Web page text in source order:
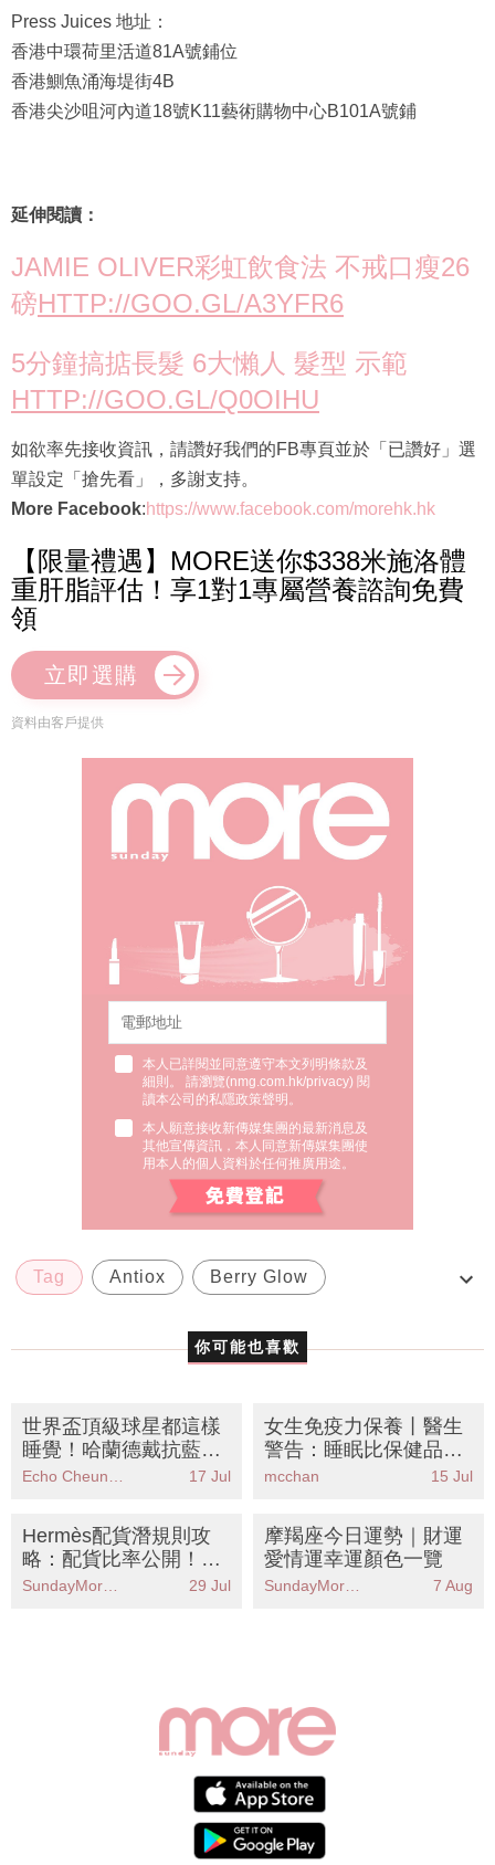
Press Juices 地址：
香港中環荷里活道81A號鋪位
香港鰂魚涌海堤街4B
香港尖沙咀河內道18號K11藝術購物中心B101A號鋪
延伸閱讀：
JAMIE OLIVER彩虹飲食法 不戒口瘦26
磅HTTP://GOO.GL/A3YFR6
5分鐘搞掂長髮 6大懶人 髮型 示範
HTTP://GOO.GL/Q0OIHU
如欲率先接收資訊，請讚好我們的FB專頁並於「已讚好」選
單設定「搶先看」，多謝支持。
More Facebook:https://www.facebook.com/morehk.hk
【限量禮遇】MORE送你$338米施洛體
重肝脂評估！享1對1專屬營養諮詢免費
領
立即選購
資料由客戶提供
本人已詳閱並同意遵守本文列明條款及
細則。 請瀏覽(nmg.com.hk/privacy) 閱
讀本公司的私隱政策聲明。
本人願意接收新傳媒集團的最新消息及
其他宣傳資訊，本人同意新傳媒集團使
用本人的個人資料於任何推廣用途。
Tag Antiox Berry Glow
你可能也喜歡
世界盃頂級球星都這樣
睡覺！哈蘭德戴抗藍光
眼鏡、梅西一天睡超過
17 Jul
女生免疫力保養丨醫生
警告：睡眠比保健品更
重要！公開10大超強抗
mcchan 15 Jul
Hermès配貨潛規則攻
略：配貨比率公開！這
3款最難買 附必買手袋
SundayMore編輯部 29 Jul
摩羯座今日運勢｜財運
愛情運幸運顏色一覽
SundayMore編輯部 7 Aug